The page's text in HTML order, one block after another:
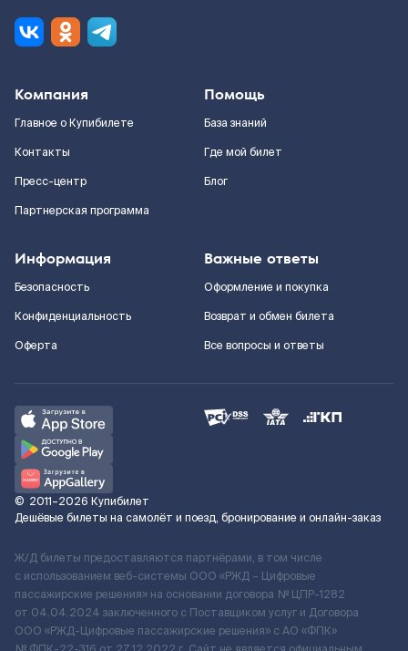
Компания
Главное о Купибилете
Контакты
Пресс-центр
Партнерская программа
Помощь
База знаний
Где мой билет
Блог
Информация
Безопасность
Конфиденциальность
Оферта
Важные ответы
Оформление и покупка
Возврат и обмен билета
Все вопросы и ответы
© 2011–2026 Купибилет
Дешёвые билеты на самолёт и поезд, бронирование и онлайн-заказ
Ж/Д билеты предоставляются партнёрами, в том числе
с использованием веб-системы ООО «РЖД – Цифровые
пассажирские решения» на основании договора № ЦПР-1282
от 04.04.2024 заключенного с Поставщиком услуг и Договора
ООО «РЖД-Цифровые пассажирские решения» c АО «ФПК»